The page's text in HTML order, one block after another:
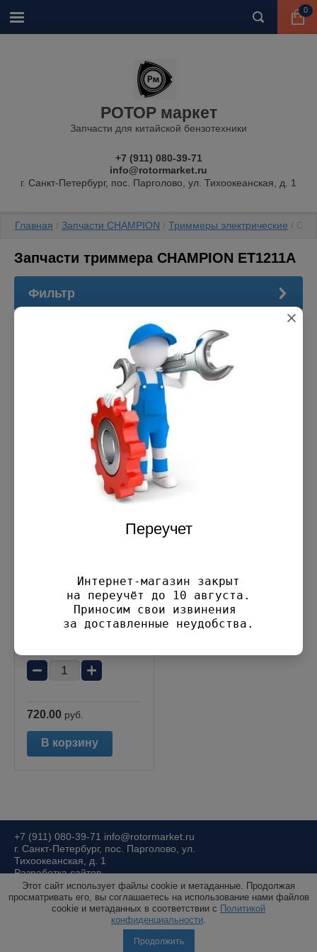
Этот сайт использует файлы cookie и метаданные. Продолжая
просматривать его, вы соглашаетесь на использование нами файлов
cookie и метаданных в соответствии с Политикой
конфиденциальности.
Продолжить
0
РОТОР маркет
Запчасти для китайской бензотехники
+7 (911) 080-39-71
info@rotormarket.ru
г. Санкт-Петербург, пос. Парголово, ул. Тихоокеанская, д. 1
Главная / Запчасти CHAMPION / Триммеры электрические /
Запчасти триммера CHAMPION ET1211A
Фильтр
Сортировать по:
Плата плавного пуска
CHAMPION
Добавить к
сравнению
− +
720.00 руб.
В корзину
+7 (911) 080-39-71 info@rotormarket.ru
г. Санкт-Петербург, пос. Парголово, ул.
Тихоокеанская, д. 1
Разработка сайтов
© 2015 РОТОР.маркет
Переучет
Интернет-магазин закрыт
на переучёт до 10 августа.
Приносим свои извинения
за доставленные неудобства.